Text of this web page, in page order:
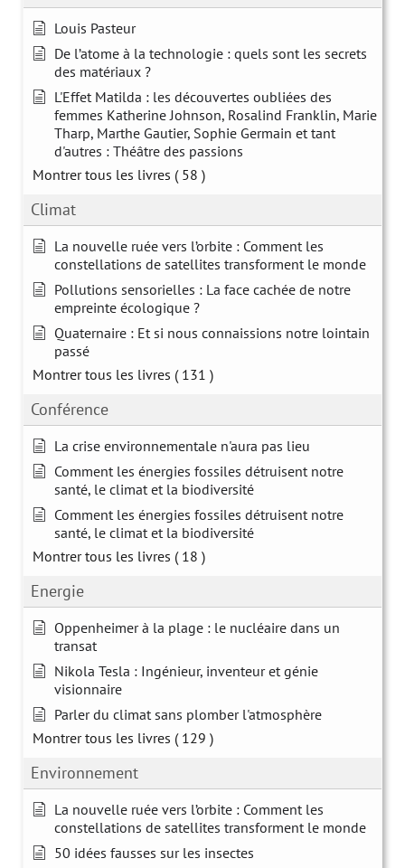
Louis Pasteur
De l’atome à la technologie : quels sont les secrets
des matériaux ?
L'Effet Matilda : les découvertes oubliées des
femmes Katherine Johnson, Rosalind Franklin, Marie
Tharp, Marthe Gautier, Sophie Germain et tant
d'autres : Théâtre des passions
Montrer tous les livres ( 58 )
Climat
La nouvelle ruée vers l’orbite : Comment les
constellations de satellites transforment le monde
Pollutions sensorielles : La face cachée de notre
empreinte écologique ?
Quaternaire : Et si nous connaissions notre lointain
passé
Montrer tous les livres ( 131 )
Conférence
La crise environnementale n'aura pas lieu
Comment les énergies fossiles détruisent notre
santé, le climat et la biodiversité
Comment les énergies fossiles détruisent notre
santé, le climat et la biodiversité
Montrer tous les livres ( 18 )
Energie
Oppenheimer à la plage : le nucléaire dans un
transat
Nikola Tesla : Ingénieur, inventeur et génie
visionnaire
Parler du climat sans plomber l'atmosphère
Montrer tous les livres ( 129 )
Environnement
La nouvelle ruée vers l’orbite : Comment les
constellations de satellites transforment le monde
50 idées fausses sur les insectes